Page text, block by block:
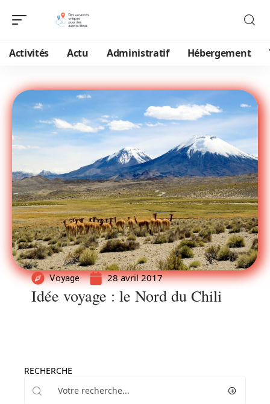
Activités Actu Administratif Hébergement
Voyage 28 avril 2017
Idée voyage : le Nord du Chili
RECHERCHE